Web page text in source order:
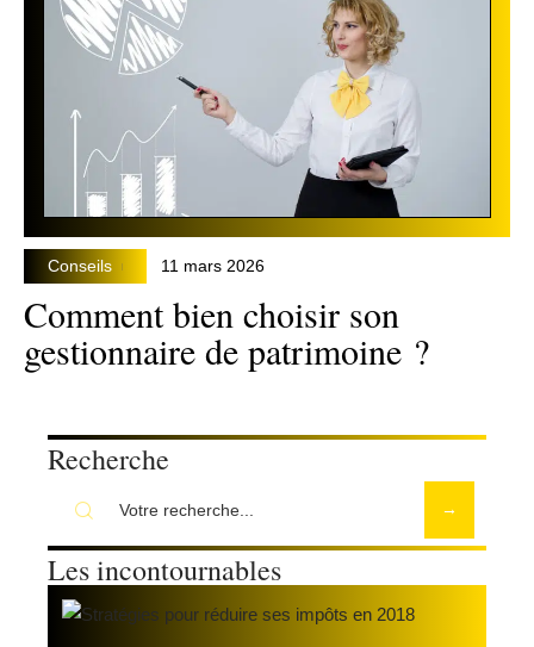
Conseils 11 mars 2026
Comment bien choisir son
gestionnaire de patrimoine ?
Recherche
Les incontournables